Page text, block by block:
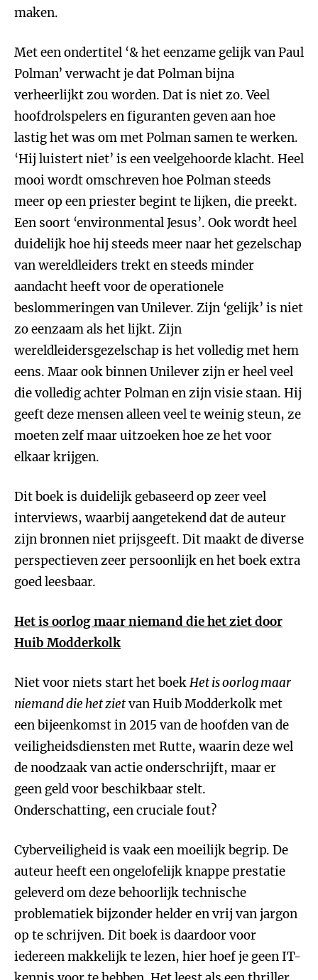
maken.
Met een ondertitel ‘& het eenzame gelijk van Paul
Polman’ verwacht je dat Polman bijna
verheerlijkt zou worden. Dat is niet zo. Veel
hoofdrolspelers en figuranten geven aan hoe
lastig het was om met Polman samen te werken.
‘Hij luistert niet’ is een veelgehoorde klacht. Heel
mooi wordt omschreven hoe Polman steeds
meer op een priester begint te lijken, die preekt.
Een soort ‘environmental Jesus’. Ook wordt heel
duidelijk hoe hij steeds meer naar het gezelschap
van wereldleiders trekt en steeds minder
aandacht heeft voor de operationele
beslommeringen van Unilever. Zijn ‘gelijk’ is niet
zo eenzaam als het lijkt. Zijn
wereldleidersgezelschap is het volledig met hem
eens. Maar ook binnen Unilever zijn er heel veel
die volledig achter Polman en zijn visie staan. Hij
geeft deze mensen alleen veel te weinig steun, ze
moeten zelf maar uitzoeken hoe ze het voor
elkaar krijgen.
Dit boek is duidelijk gebaseerd op zeer veel
interviews, waarbij aangetekend dat de auteur
zijn bronnen niet prijsgeeft. Dit maakt de diverse
perspectieven zeer persoonlijk en het boek extra
goed leesbaar.
Het is oorlog maar niemand die het ziet door
Huib Modderkolk
Niet voor niets start het boekHet is oorlog maar
niemand die het zietvan Huib Modderkolk met
een bijeenkomst in 2015 van de hoofden van de
veiligheidsdiensten met Rutte, waarin deze wel
de noodzaak van actie onderschrijft, maar er
geen geld voor beschikbaar stelt.
Onderschatting, een cruciale fout?
Cyberveiligheid is vaak een moeilijk begrip. De
auteur heeft een ongelofelijk knappe prestatie
geleverd om deze behoorlijk technische
problematiek bijzonder helder en vrij van jargon
op te schrijven. Dit boek is daardoor voor
iedereen makkelijk te lezen, hier hoef je geen IT-